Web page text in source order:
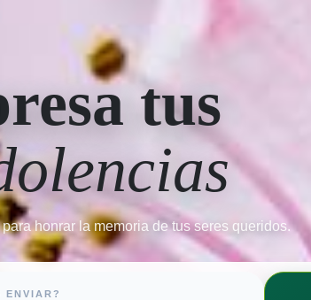
tus
honrar la memoria de tus seres queridos.
ENVIAR?